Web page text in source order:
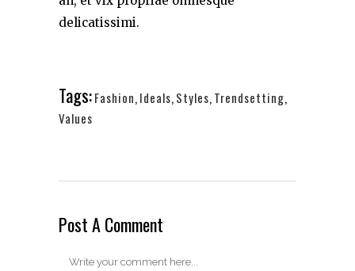
delicatissimi.
Tags:Fashion,Ideals,Styles,Trendsetting,
Values
Post A Comment